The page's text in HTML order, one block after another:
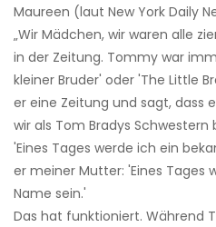
Maureen (laut New York Daily
„Wir Mädchen, wir waren alle
in der Zeitung. Tommy war
kleiner Bruder' oder 'The Little
er eine Zeitung und sagt, dass
wir als Tom Bradys Schwestern
'Eines Tages werde ich ein
er meiner Mutter: 'Eines Tages
Name sein.'
Das hat funktioniert. Während